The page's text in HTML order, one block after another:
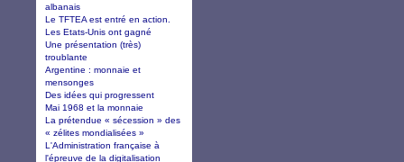
albanais
Le TFTEA est entré en action.
Les Etats-Unis ont gagné
Une présentation (très)
troublante
Argentine : monnaie et
mensonges
Des idées qui progressent
Mai 1968 et la monnaie
La prétendue « sécession » des
« zélites mondialisées »
L'Administration française à
l'épreuve de la digitalisation